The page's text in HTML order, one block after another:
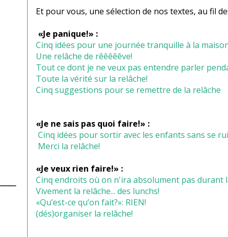
Et pour vous, une sélection de nos textes, au fil
«Je panique!» :
Cinq idées pour une journée tranquille à la
Une relâche de rêêêêêve!
Tout ce dont je ne veux pas entendre parler
Toute la vérité sur la relâche!
Cinq suggestions pour se remettre de la relâche
«Je ne sais pas quoi faire!» :
Cinq idées pour sortir avec les enfants sans se
Merci la relâche!
«Je veux rien faire!» :
Cinq endroits où on n'ira absolument pas durant
Vivement la relâche... des lunchs!
«Qu’est-ce qu’on fait?»: RIEN!
(dés)organiser la relâche!